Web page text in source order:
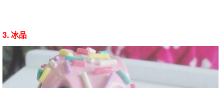
3. 冰品